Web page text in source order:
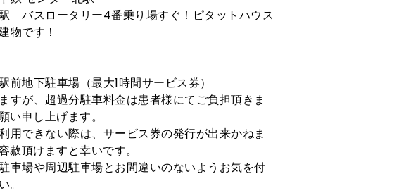
バスロータリー4番乗り場すぐ！ピタットハウス
物です！
前地下駐車場（最大1時間サービス券）
すが、超過分駐車料金は患者様にてご負担頂きま
願い申し上げます。
用できない際は、サービス券の発行が出来かねま
赦頂けますと幸いです。
車場や周辺駐車場とお間違いのないようお気を付
。